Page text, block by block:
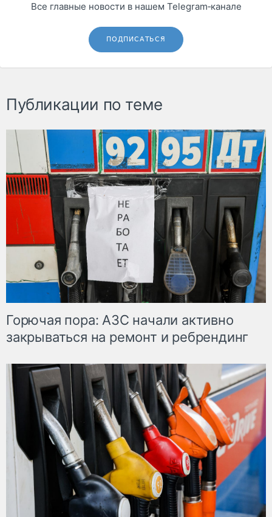
Все главные новости в нашем Telegram‑канале
ПОДПИСАТЬСЯ
Публикации по теме
Горючая пора: АЗС начали активно
закрываться на ремонт и ребрендинг